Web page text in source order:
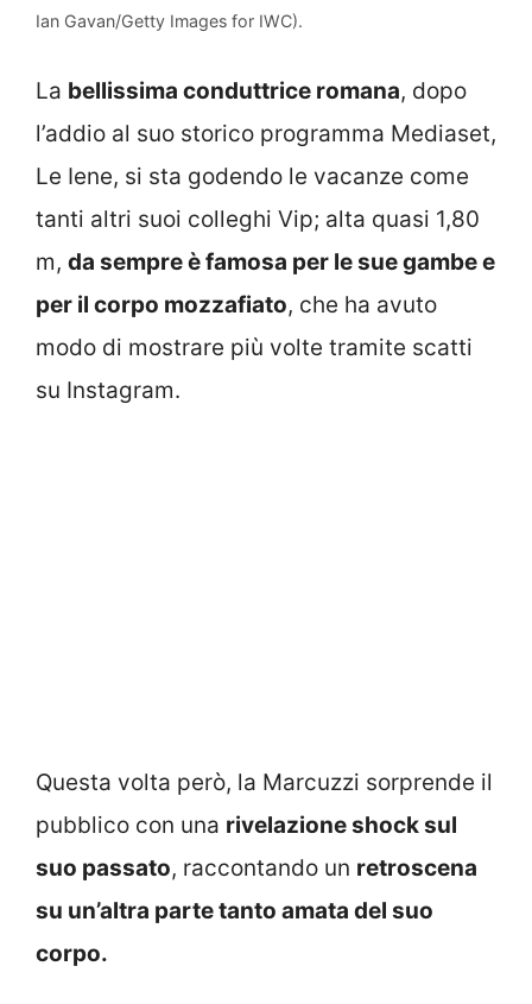
Ian Gavan/Getty Images for IWC).
La bellissima conduttrice romana, dopo
l’addio al suo storico programma Mediaset,
Le Iene, si sta godendo le vacanze come
tanti altri suoi colleghi Vip; alta quasi 1,80
m, da sempre è famosa per le sue gambe e
per il corpo mozzafiato, che ha avuto
modo di mostrare più volte tramite scatti
su Instagram.
Questa volta però, la Marcuzzi sorprende il
pubblico con una rivelazione shock sul
suo passato, raccontando un retroscena
su un’altra parte tanto amata del suo
corpo.